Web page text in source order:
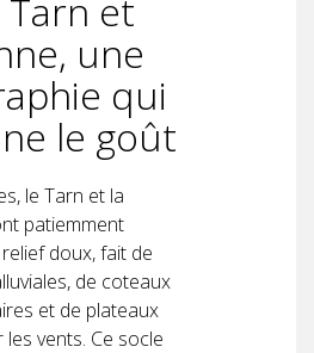
Tarn et
une
qui
le goût
le Tarn et la
patiemment
doux, fait de
de coteaux
et de plateaux
les vents. Ce socle